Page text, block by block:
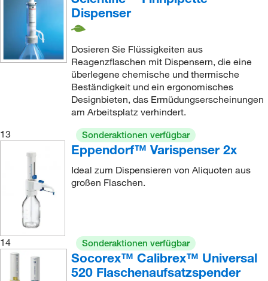
Dispenser
Dosieren Sie Flüssigkeiten aus
Reagenzflaschen mit Dispensern, die eine
überlegene chemische und thermische
Beständigkeit und ein ergonomisches
Designbieten, das Ermüdungserscheinungen
am Arbeitsplatz verhindert.
13
Sonderaktionen verfügbar
Eppendorf™ Varispenser 2x
Ideal zum Dispensieren von Aliquoten aus
großen Flaschen.
14 Sonderaktionen verfügbar
Socorex™ Calibrex™ Universal
520 Flaschenaufsatzspender